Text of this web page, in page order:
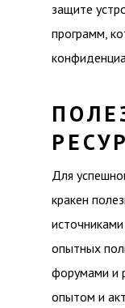
защите
программ,
Для
кракен
опытных
форумами и
опытом и